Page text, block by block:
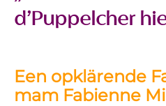
d’Puppelcher
Een opklärende
mam Fabienne